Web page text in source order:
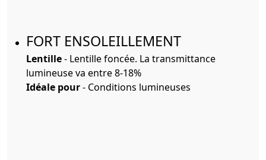
FORT ENSOLEILLEMENT
Lentille- Lentille foncée. La transmittance
lumineuse va entre 8-18%
Idéale pour- Conditions lumineuses